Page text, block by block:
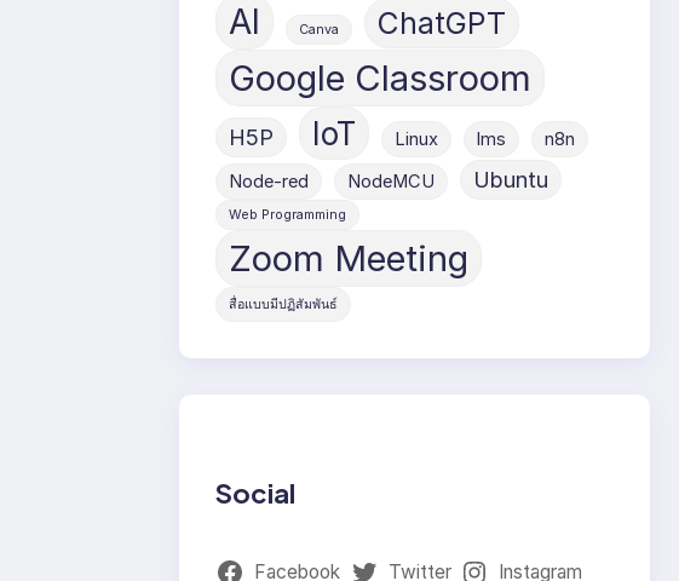
AI Canva ChatGPT
Google Classroom
H5P IoT Linux lms
n8n
Node-red
NodeMCU Ubuntu
Web Programming
Zoom Meeting
สื่อแบบมีปฏิสัมพันธ์
Social
Facebook Twitter Instagram